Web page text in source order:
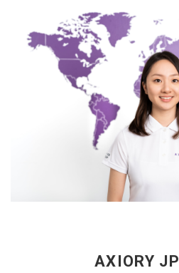
AXIORY JP